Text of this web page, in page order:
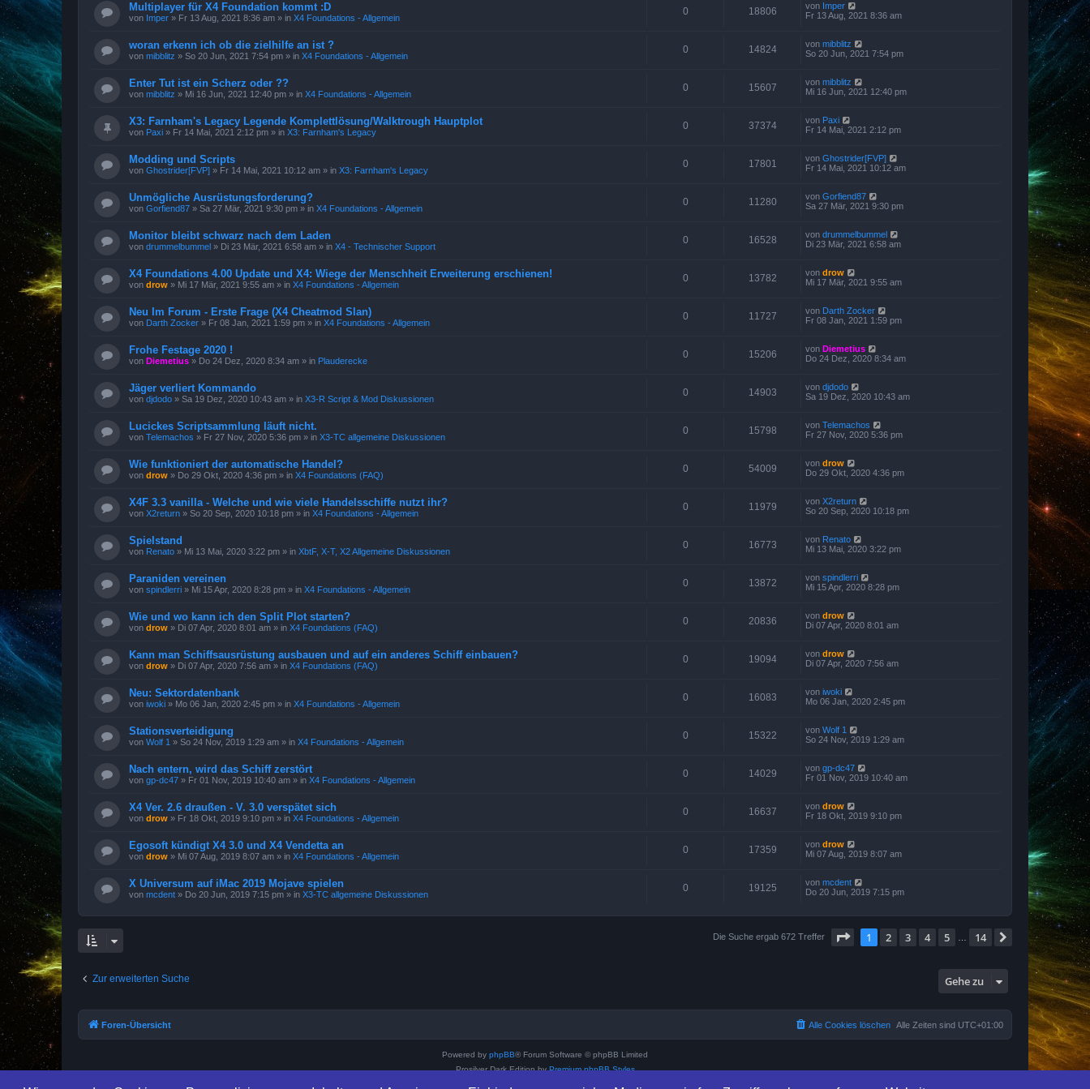
Multiplayer für X4 Foundation kommt :D
von Imper » Fr 13 Aug, 2021 8:36 am » in X4 Foundations - Allgemein
0 18806 von Imper
Fr 13 Aug, 2021 8:36 am
woran erkenn ich ob die zielhilfe an ist ?
von mibblitz » So 20 Jun, 2021 7:54 pm » in X4 Foundations - Allgemein
0 14824 von mibblitz
So 20 Jun, 2021 7:54 pm
Enter Tut ist ein Scherz oder ??
von mibblitz » Mi 16 Jun, 2021 12:40 pm » in X4 Foundations - Allgemein
0 15607 von mibblitz
Mi 16 Jun, 2021 12:40 pm
X3: Farnham's Legacy Legende Komplettlösung/Walktrough Hauptplot
von Paxi » Fr 14 Mai, 2021 2:12 pm » in X3: Farnham's Legacy
0 37374 von Paxi
Fr 14 Mai, 2021 2:12 pm
Modding und Scripts
von Ghostrider[FVP] » Fr 14 Mai, 2021 10:12 am » in X3: Farnham's Legacy
0 17801 von Ghostrider[FVP]
Fr 14 Mai, 2021 10:12 am
Unmögliche Ausrüstungsforderung?
von Gorfiend87 » Sa 27 Mär, 2021 9:30 pm » in X4 Foundations - Allgemein
0 11280 von Gorfiend87
Sa 27 Mär, 2021 9:30 pm
Monitor bleibt schwarz nach dem Laden
von drummelbummel » Di 23 Mär, 2021 6:58 am » in X4 - Technischer Support
0 16528 von drummelbummel
Di 23 Mär, 2021 6:58 am
X4 Foundations 4.00 Update und X4: Wiege der Menschheit Erweiterung erschienen!
von drow » Mi 17 Mär, 2021 9:55 am » in X4 Foundations - Allgemein
0 13782 von drow
Mi 17 Mär, 2021 9:55 am
Neu Im Forum - Erste Frage (X4 Cheatmod Slan)
von Darth Zocker » Fr 08 Jan, 2021 1:59 pm » in X4 Foundations - Allgemein
0 11727 von Darth Zocker
Fr 08 Jan, 2021 1:59 pm
Frohe Festage 2020 !
von Diemetius » Do 24 Dez, 2020 8:34 am » in Plauderecke
0 15206 von Diemetius
Do 24 Dez, 2020 8:34 am
Jäger verliert Kommando
von djdodo » Sa 19 Dez, 2020 10:43 am » in X3-R Script & Mod Diskussionen
0 14903 von djdodo
Sa 19 Dez, 2020 10:43 am
Lucickes Scriptsammlung läuft nicht.
von Telemachos » Fr 27 Nov, 2020 5:36 pm » in X3-TC allgemeine Diskussionen
0 15798 von Telemachos
Fr 27 Nov, 2020 5:36 pm
Wie funktioniert der automatische Handel?
von drow » Do 29 Okt, 2020 4:36 pm » in X4 Foundations (FAQ)
0 54009 von drow
Do 29 Okt, 2020 4:36 pm
X4F 3.3 vanilla - Welche und wie viele Handelsschiffe nutzt ihr?
von X2return » So 20 Sep, 2020 10:18 pm » in X4 Foundations - Allgemein
0 11979 von X2return
So 20 Sep, 2020 10:18 pm
Spielstand
von Renato » Mi 13 Mai, 2020 3:22 pm » in XbtF, X-T, X2 Allgemeine Diskussionen
0 16773 von Renato
Mi 13 Mai, 2020 3:22 pm
Paraniden vereinen
von spindlerri » Mi 15 Apr, 2020 8:28 pm » in X4 Foundations - Allgemein
0 13872 von spindlerri
Mi 15 Apr, 2020 8:28 pm
Wie und wo kann ich den Split Plot starten?
von drow » Di 07 Apr, 2020 8:01 am » in X4 Foundations (FAQ)
0 20836 von drow
Di 07 Apr, 2020 8:01 am
Kann man Schiffsausrüstung ausbauen und auf ein anderes Schiff einbauen?
von drow » Di 07 Apr, 2020 7:56 am » in X4 Foundations (FAQ)
0 19094 von drow
Di 07 Apr, 2020 7:56 am
Neu: Sektordatenbank
von iwoki » Mo 06 Jan, 2020 2:45 pm » in X4 Foundations - Allgemein
0 16083 von iwoki
Mo 06 Jan, 2020 2:45 pm
Stationsverteidigung
von Wolf 1 » So 24 Nov, 2019 1:29 am » in X4 Foundations - Allgemein
0 15322 von Wolf 1
So 24 Nov, 2019 1:29 am
Nach entern, wird das Schiff zerstört
von gp-dc47 » Fr 01 Nov, 2019 10:40 am » in X4 Foundations - Allgemein
0 14029 von gp-dc47
Fr 01 Nov, 2019 10:40 am
X4 Ver. 2.6 draußen - V. 3.0 verspätet sich
von drow » Fr 18 Okt, 2019 9:10 pm » in X4 Foundations - Allgemein
0 16637 von drow
Fr 18 Okt, 2019 9:10 pm
Egosoft kündigt X4 3.0 und X4 Vendetta an
von drow » Mi 07 Aug, 2019 8:07 am » in X4 Foundations - Allgemein
0 17359 von drow
Mi 07 Aug, 2019 8:07 am
X Universum auf iMac 2019 Mojave spielen
von mcdent » Do 20 Jun, 2019 7:15 pm » in X3-TC allgemeine Diskussionen
0 19125 von mcdent
Do 20 Jun, 2019 7:15 pm
Die Suche ergab 672 Treffer Seite von14
1 2 3 4 5 14 Nächste
Zur erweiterten Suche Gehe zu
Foren-Übersicht Alle Zeiten sind UTC+01:00
Alle Cookies löschen
Powered by phpBB® Forum Software © phpBB Limited
Prosilver Dark Edition byPremium phpBB Styles